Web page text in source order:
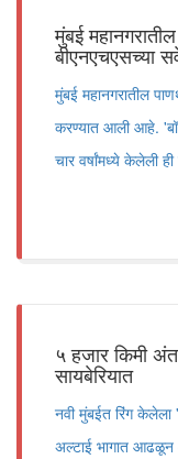
मुंबई
बीएनएचएसच्या
मुंबई महानगरातील
करण्यात आली आहे.
चार वर्षांमध्ये केलेली
५ हजार किमी
सायबेरियात
नवी मुंबईत रिंग केलेला
अल्टाई भागात आढळून